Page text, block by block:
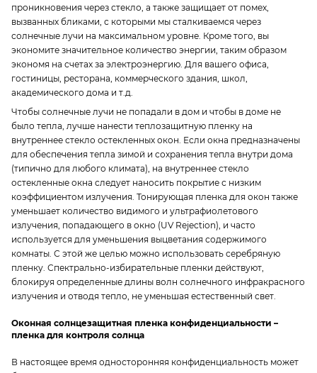
проникновения через стекло, а также защищает от помех,
вызванных бликами, с которыми мы сталкиваемся через
солнечные лучи на максимальном уровне. Кроме того, вы
экономите значительное количество энергии, таким образом
экономя на счетах за электроэнергию. Для вашего офиса,
гостиницы, ресторана, коммерческого здания, школ,
академического дома и т.д.
Чтобы солнечные лучи не попадали в дом и чтобы в доме не
было тепла, лучше нанести теплозащитную пленку на
внутреннее стекло остекленных окон. Если окна предназначены
для обеспечения тепла зимой и сохранения тепла внутри дома
(типично для любого климата), на внутреннее стекло
остекленные окна следует наносить покрытие с низким
коэффициентом излучения. Тонирующая пленка для окон также
уменьшает количество видимого и ультрафиолетового
излучения, попадающего в окно (UV Rejection), и часто
используется для уменьшения выцветания содержимого
комнаты. С этой же целью можно использовать серебряную
пленку. Спектрально-избирательные пленки действуют,
блокируя определенные длины волн солнечного инфракрасного
излучения и отводя тепло, не уменьшая естественный свет.
Оконная солнцезащитная пленка конфиденциальности –
пленка для контроля солнца
В настоящее время односторонняя конфиденциальность может